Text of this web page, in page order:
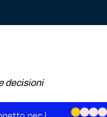
decisioni